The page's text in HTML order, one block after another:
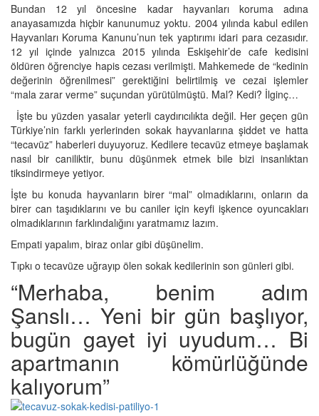
Bundan 12 yıl öncesine kadar hayvanları koruma adına
anayasamızda hiçbir kanunumuz yoktu. 2004 yılında kabul edilen
Hayvanları Koruma Kanunu’nun tek yaptırımı idari para cezasıdır.
12 yıl içinde yalnızca 2015 yılında Eskişehir’de cafe kedisini
öldüren öğrenciye hapis cezası verilmişti. Mahkemede de “kedinin
değerinin öğrenilmesi” gerektiğini belirtilmiş ve cezai işlemler
“mala zarar verme” suçundan yürütülmüştü. Mal? Kedi? İlginç…
İşte bu yüzden yasalar yeterli caydırıcılıkta değil. Her geçen gün
Türkiye’nin farklı yerlerinden sokak hayvanlarına şiddet ve hatta
“tecavüz” haberleri duyuyoruz. Kedilere tecavüz etmeye başlamak
nasıl bir caniliktir, bunu düşünmek etmek bile bizi insanlıktan
tiksindirmeye yetiyor.
İşte bu konuda hayvanların birer “mal” olmadıklarını, onların da
birer can taşıdıklarını ve bu caniler için keyfi işkence oyuncakları
olmadıklarının farklındalığını yaratmamız lazım.
Empati yapalım, biraz onlar gibi düşünelim.
Tıpkı o tecavüze uğrayıp ölen sokak kedilerinin son günleri gibi.
“Merhaba, benim adım
Şanslı… Yeni bir gün başlıyor,
bugün gayet iyi uyudum… Bi
apartmanın kömürlüğünde
kalıyorum”